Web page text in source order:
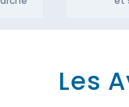
Les